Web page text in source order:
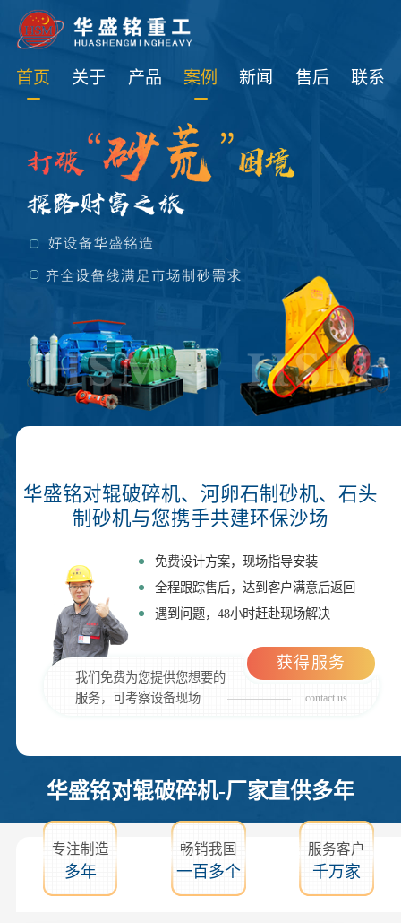
首页 关于 产品 案例 新闻 售后 联系
华盛铭对辊破碎机、河卵石制砂机、石头
制砂机与您携手共建环保沙场
免费设计方案，现场指导安装
全程跟踪售后，达到客户满意后返回
遇到问题，48小时赶赴现场解决
我们免费为您提供您想要的
服务，可考察设备现场
contact us
获得服务
华盛铭对辊破碎机-厂家直供多年
专注制造
多年
畅销我国
一百多个
服务客户
千万家